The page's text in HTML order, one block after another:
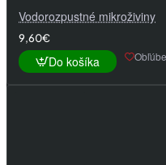
Vodorozpustné mikroživiny
9,60€
Do košíka